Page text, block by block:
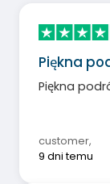
Piękna
Piękna
customer,
9 dni temu